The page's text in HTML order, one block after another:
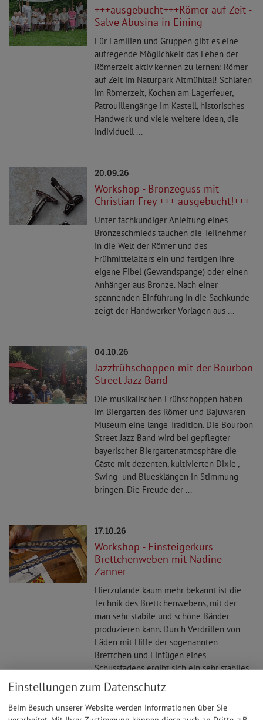
+++ausgebucht+++Römer auf Zeit -
Salve Abusina in Eining
Für Familien und Gruppen gibt es eine
aufregende Möglichkeit das Leben der
Römerzeit aktiv kennen zu lernen: Römer
auf Zeit im Naturpark Altmühltal! Schlafen
im Römerzelt, Kochen am Lagerfeuer,
Patrouillengänge im Kastell, historisches
Handwerk und viele weitere Ideen, die
individuell ...
20.09.26
Workshop - Bronzeguss mit
Christian Frey +++ ausgebucht!+++
Unter fachkundiger Anleitung eines
Bronzeschmieds tauchen die Teilnehmer
in die Welt der Römer und des
Frühmittelalters ein und fertigen ihre
eigene Fibel (Gewandspange) oder einen
Anhänger aus Bronze. Nach einer
spannenden Einführung in die Sachkunde
zeigt der Handwerker Vorlagen aus ...
04.10.26
Jazzfrühschoppen mit der Bourbon
Street Jazz Band
Die musikalischen Frühschoppen haben
im Biergarten des Römer und Bajuwaren
Museum eine lange Tradition. Die Bourbon
Street Jazz Band wird bei gepflegter
bayerischer Biergartenatmosphäre die
Gäste mit dezenten, kultivierten Dixie-,
Swing- und Bluesklängen in Stimmung
bringen. Die Freude der ...
17.10.26
Workshop - Einsteigerkurs
Brettchenweben mit Nadine
Zanner
Hierzulande kaum mehr bekannt ist die
Technik des Brettchenwebens, mit der
man sehr stabile und schöne Bänder
produzieren kann. Durch Verdrillen von
Fäden mit Hilfe der sogenannten
Brettchen und Einfügen eines
Schussfadens ergibt sich ein sehr stabiles
Gewebe, das mit einfachen oder sehr ...
Einstellungen zum Datenschutz
Beim Besuch unserer Website werden Informationen über Sie